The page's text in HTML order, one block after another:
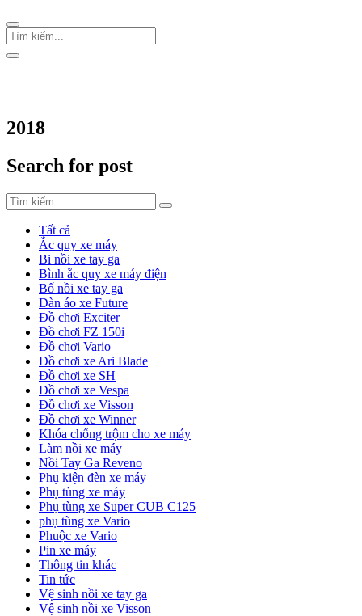
2018
Search for post
Tất cả
Ắc quy xe máy
Bi nồi xe tay ga
Bình ắc quy xe máy điện
Bố nồi xe tay ga
Dàn áo xe Future
Đồ chơi Exciter
Đồ chơi FZ 150i
Đồ chơi Vario
Đồ chơi xe Ari Blade
Đồ chơi xe SH
Đồ chơi xe Vespa
Đồ chơi xe Visson
Đồ chơi xe Winner
Khóa chống trộm cho xe máy
Làm nồi xe máy
Nồi Tay Ga Reveno
Phụ kiện đèn xe máy
Phụ tùng xe máy
Phụ tùng xe Super CUB C125
phụ tùng xe Vario
Phuộc xe Vario
Pin xe máy
Thông tin khác
Tin tức
Vệ sinh nồi xe tay ga
Vệ sinh nồi xe Visson